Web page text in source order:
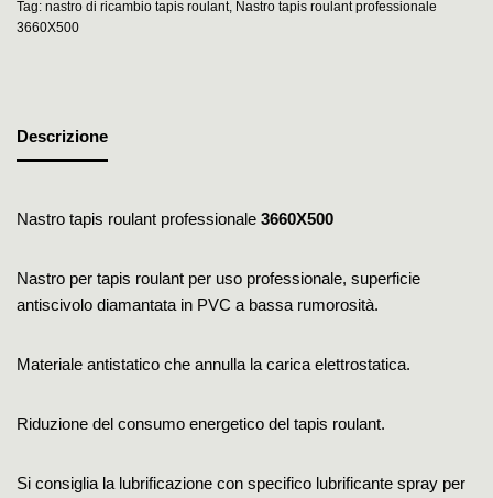
Tag: nastro di ricambio tapis roulant, Nastro tapis roulant professionale
3660X500
Descrizione
Nastro tapis roulant professionale 3660X500
Nastro per tapis roulant per uso professionale, superficie
antiscivolo diamantata in PVC a bassa rumorosità.
Materiale antistatico che annulla la carica elettrostatica.
Riduzione del consumo energetico del tapis roulant.
Si consiglia la lubrificazione con specifico lubrificante spray per